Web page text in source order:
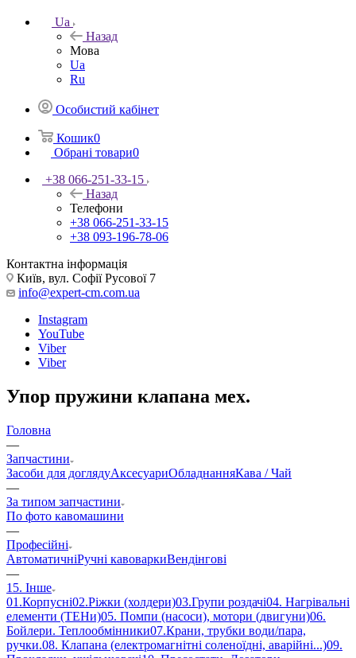
Ua
Назад
Мова
Ua
Ru
Особистий кабінет
Кошик0
Обрані товари0
+38 066-251-33-15
Назад
Телефони
+38 066-251-33-15
+38 093-196-78-06
Контактна інформація
Київ, вул. Софії Русової 7
info@expert-cm.com.ua
Instagram
YouTube
Viber
Viber
Упор пружини клапана мех.
Головна
—
Запчастини
Засоби для доглядуАксесуариОбладнанняКава / Чай
—
За типом запчастини
По фото кавомашини
—
Професійні
АвтоматичніРучні кавоваркиВендінгові
—
15. Інше
01.Корпусні02.Ріжки (холдери)03.Групи роздачі04. Нагрівальні
елементи (ТЕНи)05. Помпи (насоси), мотори (двигуни)06.
Бойлери. Теплообмінники07.Крани, трубки води/пара,
ручки.08. Клапана (електромагнітні соленоїдні, аварійні...)09.